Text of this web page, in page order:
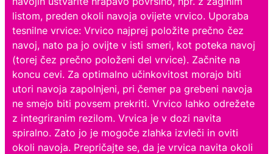
listom, preden okoli navoja ovijete vrvico. Uporaba
tesnilne vrvice: Vrvico najprej položite prečno čez
navoj, nato pa jo ovijte v isti smeri, kot poteka navoj
(torej čez prečno položeni del vrvice). Začnite na
koncu cevi. Za optimalno učinkovitost morajo biti
utori navoja zapolnjeni, pri čemer pa grebeni navoja
ne smejo biti povsem prekriti. Vrvico lahko odrežete
z integriranim rezilom. Vrvica je v dozi navita
spiralno. Zato jo je mogoče zlahka izvleči in oviti
okoli navoja. Prepričajte se, da je vrvica navita okoli